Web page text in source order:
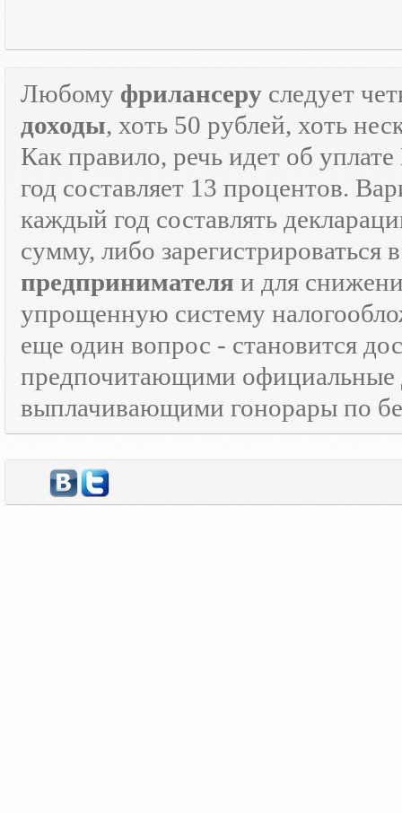
Любому фрилансеру следует
доходы, хоть 50 рублей, хоть
Как правило, речь идет об
год составляет 13 процентов.
каждый год составлять
сумму, либо зарегистрироваться
предпринимателя и для
упрощенную систему
еще один вопрос - становится
предпочитающими официальные
выплачивающими гонорары по